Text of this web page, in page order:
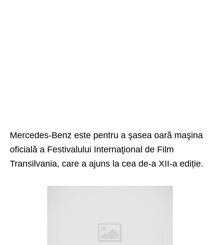
Mercedes-Benz este pentru a şasea oară maşina
oficială a Festivalului Internaţional de Film
Transilvania, care a ajuns la cea de-a XII-a ediție.